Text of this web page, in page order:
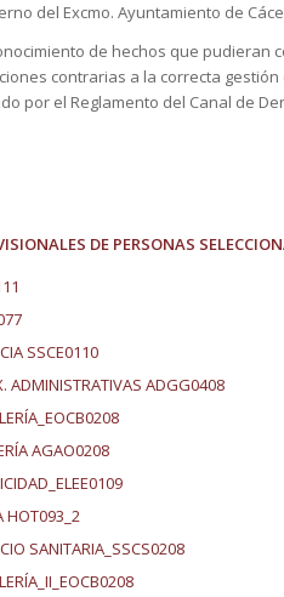
del Excmo. Ayuntamiento de
de hechos que
contrarias a la correcta
por el Reglamento del Canal de
DE PERSONAS
SSCE0110
ADMINISTRATIVAS ADGG0408
AGAO0208
HOT093_2
SANITARIA_SSCS0208